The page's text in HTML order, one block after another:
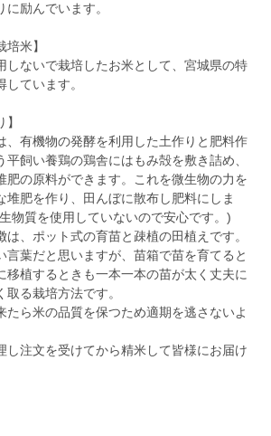
励んでいます。
培米】
しないで栽培したお米として、宮城県の特
ています。
、有機物の発酵を利用した土作りと肥料作
平飼い養鶏の鶏舎にはもみ殻を敷き詰め、
肥の原料ができます。これを微生物の力を
堆肥を作り、田んぼに散布し肥料にしま
物質を使用していないので安心です。)
、ポット式の育苗と疎植の田植えです。
言葉だと思いますが、苗箱で苗を育てると
移植するときも一本一本の苗が太く丈夫に
る栽培方法です。
たら米の品質を保つため適期を逃さないよ
し注文を受けてから精米して皆様にお届け